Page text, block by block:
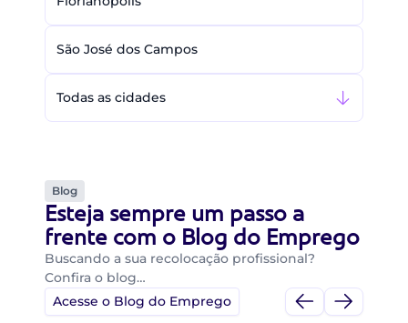
São José dos Campos
Todas as cidades
Blog
Esteja sempre um passo a
frente com o Blog do Emprego
Buscando a sua recolocação profissional?
Confira o blog…
Acesse o Blog do Emprego